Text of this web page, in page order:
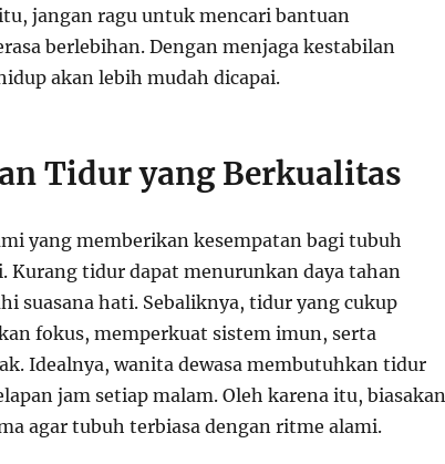
jangan ragu untuk mencari bantuan
berlebihan. Dengan menjaga kestabilan
akan lebih mudah dicapai.
Tidur yang Berkualitas
yang memberikan kesempatan bagi tubuh
tidur dapat menurunkan daya tahan
suasana hati. Sebaliknya, tidur yang cukup
fokus, memperkuat sistem imun, serta
Idealnya, wanita dewasa membutuhkan tidur
jam setiap malam. Oleh karena itu, biasakan
agar tubuh terbiasa dengan ritme alami.